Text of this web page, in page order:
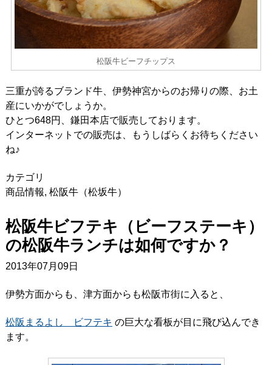
松阪牛ビーフチップス
三重が誇るブランド牛、伊勢神宮からのお帰りの際、お土
産にいかがでしょうか。
ひとつ648円、鎌田本店で販売しております。
インターネットでの販売は、もうしばらくお待ちください
ね♪
カテゴリ
商品情報, 松阪牛（松坂牛）
松阪牛ビフテキ（ビーフステーキ）
の松阪牛ランチは如何ですか？
2013年07月09日
伊勢方面からも、津方面からも松阪市街に入ると、
松阪まるよし ビフテキ の巨大な看板が目に飛び込んでき
ます。